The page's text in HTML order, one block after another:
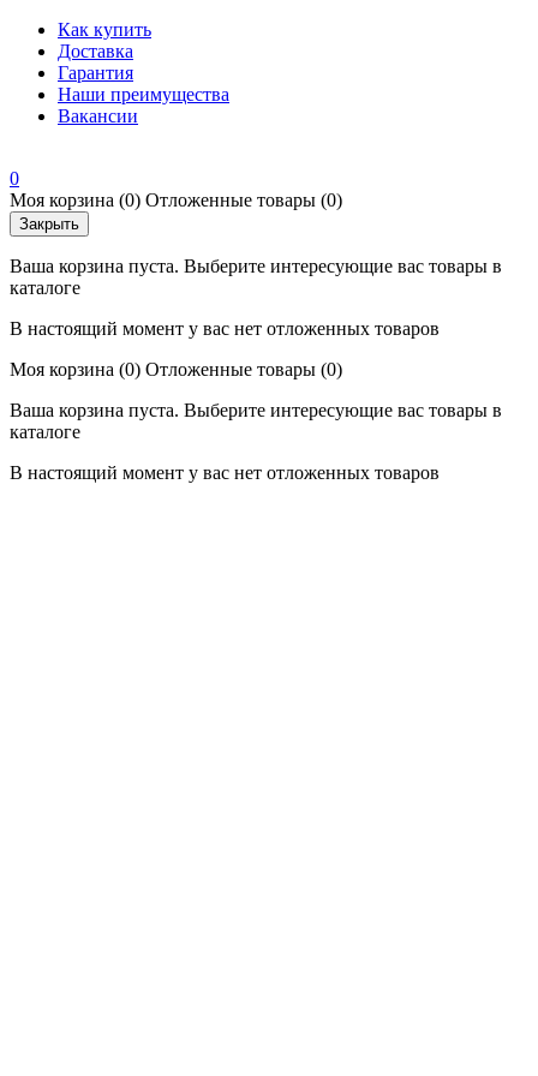
Как купить
Доставка
Гарантия
Наши преимущества
Вакансии
0
Моя корзина (0) Отложенные товары (0)
Закрыть
Ваша корзина пуста. Выберите интересующие вас товары в
каталоге
В настоящий момент у вас нет отложенных товаров
Моя корзина (0) Отложенные товары (0)
Ваша корзина пуста. Выберите интересующие вас товары в
каталоге
В настоящий момент у вас нет отложенных товаров